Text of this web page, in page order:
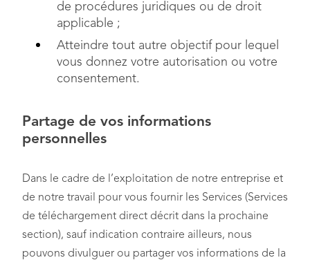
de procédures juridiques ou de droit
applicable ;
Atteindre tout autre objectif pour lequel
vous donnez votre autorisation ou votre
consentement.
Partage de vos informations
personnelles
Dans le cadre de l’exploitation de notre entreprise et
de notre travail pour vous fournir les Services (Services
de téléchargement direct décrit dans la prochaine
section), sauf indication contraire ailleurs, nous
pouvons divulguer ou partager vos informations de la